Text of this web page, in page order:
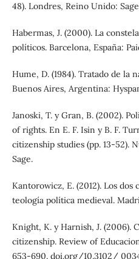
48). Londres, Reino Unido:
Habermas, J. (2000). La
políticos. Barcelona, España:
Hume, D. (1984). Tratado de la
Buenos Aires, Argentina:
Janoski, T. y Gran, B. (2002).
of rights. En E. F. Isin y B. F.
citizenship studies (pp. 13-52).
Sage.
Kantorowicz, E. (2012). Los
teología política medieval.
Knight, K. y Harnish, J. (2006).
citizenship. Review of
653-690. doi.org/10.3102/